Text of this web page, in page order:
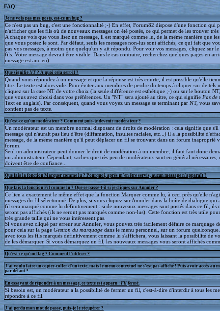
FAQ
Je ne vois pas mes posts, est-ce un bug ?
Ce n'est pas un bug, c'est une fonctionnalité ;-) En effet, Forum82 dispose d'une fonction qui
n'afficher que les fils où de nouveaux messages on été postés, ce qui permet de les trouver
A chaque vois que vous lisez un message, il est marqué comme lu, de la même manière que les
que vous postez le sont. Par défaut, seuls les messages non-lus sont affichés, ce qui fait que
pas vos messages, à moins que quelqu'un y ait répondu. Pour voir vos messages, cliquez sur
fils. Votre message devrait être visible. Dans le cas contraire, recherchez quelques pages en
message est ancien).
Que signifie NT ? A quoi cela sert-il ?
Quand vous répondez à un message et que la réponse est très courte, il est possible qu'elle
titre. Le texte est alors vide. Pour éviter aux membres de perdre du temps à cliquer sur de tels
cliquez sur la case NT de votre choix (la seule différence est esthétique ;-) ou sur le bouton
que vous avez choisi dans vos préférences. Un "NT" sera ajouté au titre, ce qui signifie Pas de
Text en anglais). Par conséquent, quand vous voyez un message se terminant par NT, vous
contient pas de texte.
Qu'est-ce qu'un modérateur ? Comment puis-je devenir modérateur ?
Un modérateur est un membre normal disposant de droits de modération : cela signifie que
message qui n'aurait pas lieu d'être (diffamation, insultes raciales, etc...) il a la possibilité
message, de la même manière qu'il peut déplacer un fil se trouvant dans un forum inaproprié
forum.
Seul un administrateur peut donner le droit de modération à un membre, il faut faut donc
un administrateur. Cependant, sachez que très peu de modérateurs sont en général nécessaires,
doivent être de confiance...
Que fais la fonction Marquer comme lu ? Pourquoi, après m'en être servis, aucun message n'apparaît ?
Que fais la fonction Fil comme lu ? Que se passe-t-il si je cliques sur Annuler ?
Ce lien a exactement le même effet que la fonction Marquer comme lu, à ceci près qu'elle
messages du fil sélectionné. De plus, si vous cliquez sur Annuler dans la boîte de dialogue qui
fil sera marqué comme lu définitivement : si de nouveaux messages sont postés dans ce fil, ils
seront pas affichés (ils ne seront pas marqués comme non-lus). Cette fonction est très utile
très grande taille qui ne vous intéressent pas.
Si vous avez cliqué par erreur sur Annuler, vous pouvez très facilement défaire ce marquage
pour cela sur la page Gestion du marquage dans le menu personnel, sur un forum
avec tous les fils marqués définitivement comme lu s'affichera, vous laissant la possibilité de
de les démarquer. Si vous démarquez un fil, les nouveaux messages vous seront affichés
Qu'est-ce qu'un flag ? Comment l'utiliser ?
J'ai voulu faire un copier-coller d'un texte, mais le menu contextuel ne s'est pas affiché ! Puis avoir accès au
par défaut ?
En essayant de répondre à un message, ce texte est apparu : Fil fermé
Si besoin est, un modérateur a la possibilité de fermer un fil, c'est-à-dire d'interdir à tous les
répondre à ce fil.
J'ai perdu mon mot de passe, puis-je le récupérer ?